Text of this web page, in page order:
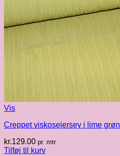
Vis
Creppet viskosejersey i lime grøn
kr.129.00 pr. mtr
Tilføj til kurv